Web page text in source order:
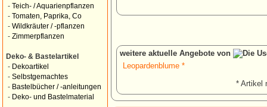
- Teich- / Aquarienpflanzen
- Tomaten, Paprika, Co
- Wildkräuter / -pflanzen
- Zimmerpflanzen
Deko- & Bastelartikel
- Dekoartikel
- Selbstgemachtes
- Bastelbücher / -anleitungen
- Deko- und Bastelmaterial
weitere aktuelle Angebote von
Leopardenblume *
* Artikel